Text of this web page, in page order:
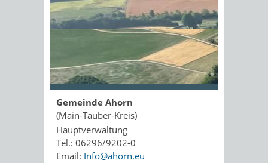
Seite drucken
PDF drucken
Öffnungszeiten
Gemeinde Ahorn
(Main-Tauber-Kreis)
Hauptverwaltung
Tel.: 06296/9202-0
Email: Info@ahorn.eu